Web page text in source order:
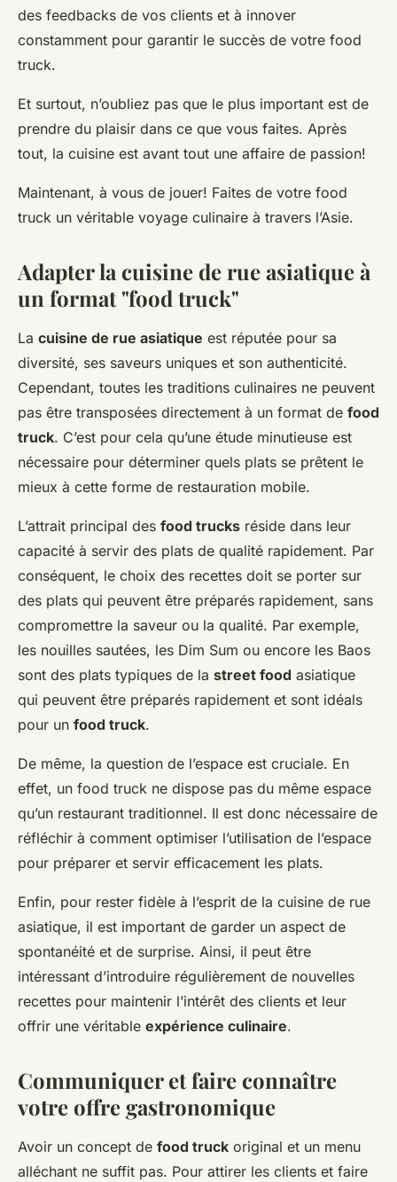
des feedbacks de vos clients et à innover
constamment pour garantir le succès de votre food
truck.
Et surtout, n’oubliez pas que le plus important est de
prendre du plaisir dans ce que vous faites. Après
tout, la cuisine est avant tout une affaire de passion!
Maintenant, à vous de jouer! Faites de votre food
truck un véritable voyage culinaire à travers l’Asie.
Adapter la cuisine de rue asiatique à
un format "food truck"
La cuisine de rue asiatique est réputée pour sa
diversité, ses saveurs uniques et son authenticité.
Cependant, toutes les traditions culinaires ne peuvent
pas être transposées directement à un format de food
truck. C’est pour cela qu’une étude minutieuse est
nécessaire pour déterminer quels plats se prêtent le
mieux à cette forme de restauration mobile.
L’attrait principal des food trucks réside dans leur
capacité à servir des plats de qualité rapidement. Par
conséquent, le choix des recettes doit se porter sur
des plats qui peuvent être préparés rapidement, sans
compromettre la saveur ou la qualité. Par exemple,
les nouilles sautées, les Dim Sum ou encore les Baos
sont des plats typiques de la street food asiatique
qui peuvent être préparés rapidement et sont idéals
pour un food truck.
De même, la question de l’espace est cruciale. En
effet, un food truck ne dispose pas du même espace
qu’un restaurant traditionnel. Il est donc nécessaire de
réfléchir à comment optimiser l’utilisation de l’espace
pour préparer et servir efficacement les plats.
Enfin, pour rester fidèle à l’esprit de la cuisine de rue
asiatique, il est important de garder un aspect de
spontanéité et de surprise. Ainsi, il peut être
intéressant d’introduire régulièrement de nouvelles
recettes pour maintenir l’intérêt des clients et leur
offrir une véritable expérience culinaire.
Communiquer et faire connaître
votre offre gastronomique
Avoir un concept de food truck original et un menu
alléchant ne suffit pas. Pour attirer les clients et faire